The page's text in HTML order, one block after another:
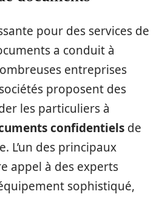
pour des services de
a conduit à
entreprises
proposent des
les particuliers à
confidentiels de
L’un des principaux
appel à des experts
sophistiqué,